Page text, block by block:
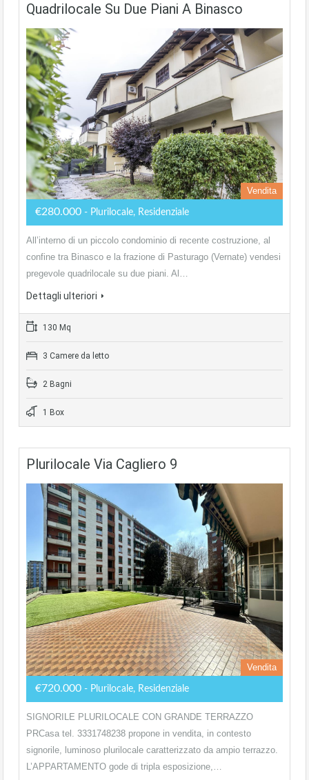
Quadrilocale Su Due Piani A Binasco
Vendita
€280.000 - Plurilocale, Residenziale
All’interno di un piccolo condominio di recente costruzione, al
confine tra Binasco e la frazione di Pasturago (Vernate) vendesi
pregevole quadrilocale su due piani. Al…
Dettagli ulteriori
130 Mq
3 Camere da letto
2 Bagni
1 Box
Plurilocale Via Cagliero 9
Vendita
€720.000 - Plurilocale, Residenziale
SIGNORILE PLURILOCALE CON GRANDE TERRAZZO
PRCasa tel. 3331748238 propone in vendita, in contesto
signorile, luminoso plurilocale caratterizzato da ampio terrazzo.
L’APPARTAMENTO gode di tripla esposizione,…